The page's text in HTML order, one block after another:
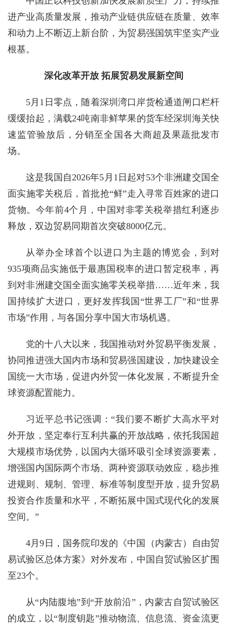
进产业高质量发展，推动产业链供应链在质量、效率
和动力上不断迈上新台阶，为贸易强国筑牢坚实产业
根基。
深化改革开放 拓展贸易发展新空间
5月1日零点，随着深圳湾口岸货检通道闸口栏杆
缓缓抬起，满载24吨南非鲜苹果的货车经深圳海关快
速监管验放后，分销至全国各大商超及果蔬批发市
场。
这是我国自2026年5月1日起对53个非洲建交国全
面实施零关税后，首批抢“鲜”走入寻常百姓家的进口
货物。今年前4个月，中国对非零关税举措红利逐步
释放，双边贸易同期首次突破8000亿元。
从举办全球首个以进口为主题的博览会，到对
935项商品实施低于最惠国税率的进口暂定税率，再
到对非洲建交国全面实施零关税举措……近年来，我
国持续扩大进口，更好发挥我国“世界工厂”和“世界
市场”作用，与各国分享中国大市场机遇。
党的十八大以来，我国推动对外贸易平衡发展，
协同推进强大国内市场和贸易强国建设，加快建设全
国统一大市场，促进内外贸一体化发展，不断提升全
球资源配置能力。
习近平总书记强调：“我们要不断扩大高水平对
外开放，坚定奉行互利共赢的开放战略，依托我国超
大规模市场优势，以国内大循环吸引全球资源要素，
增强国内国际两个市场、两种资源联动效应，稳步推
进规则、规制、管理、标准等制度型开放，提升贸易
投资合作质量和水平，不断拓展中国式现代化的发展
空间。”
4月9日，国务院印发的《中国（内蒙古）自由贸
易试验区总体方案》对外发布，中国自贸试验区扩围
至23个。
从“内陆腹地”到“开放前沿”，内蒙古自贸试验区
的成立，以“制度钥匙”推动物流、信息流、资金流更